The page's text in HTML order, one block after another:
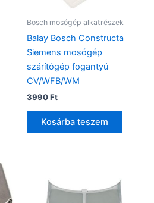
Bosch mosógép alkatrészek
Balay Bosch Constructa
Siemens mosógép
szárítógép fogantyú
CV/WFB/WM
3990Ft
Kosárba teszem